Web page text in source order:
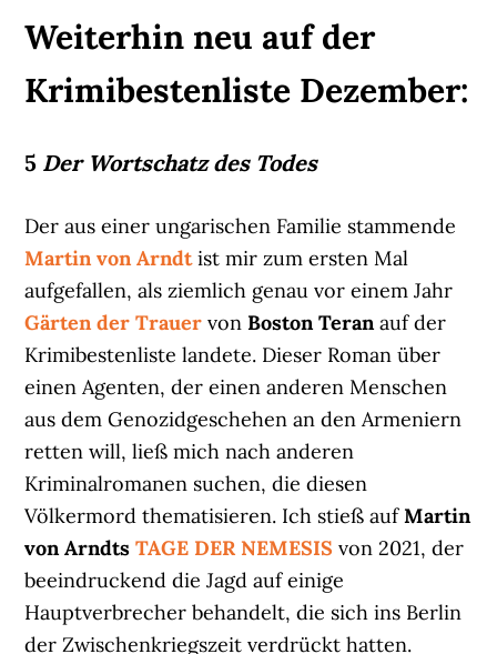
Weiterhin neu auf der
Krimibestenliste Dezember:
5 Der Wortschatz des Todes
Der aus einer ungarischen Familie stammende
Martin von Arndtist mir zum ersten Mal
aufgefallen, als ziemlich genau vor einem Jahr
Gärten der Trauer vonBoston Teranauf der
Krimibestenliste landete. Dieser Roman über
einen Agenten, der einen anderen Menschen
aus dem Genozidgeschehen an den Armeniern
retten will, ließ mich nach anderen
Kriminalromanen suchen, die diesen
Völkermord thematisieren. Ich stieß aufMartin
von Arndts TAGE DER NEMESIS von 2021, der
beeindruckend die Jagd auf einige
Hauptverbrecher behandelt, die sich ins Berlin
der Zwischenkriegszeit verdrückt hatten.